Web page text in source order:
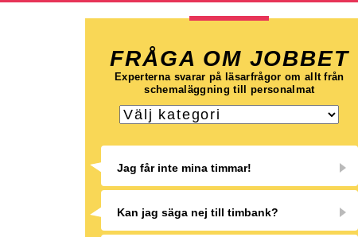
FRÅGA OM JOBBET
Experterna svarar på läsarfrågor om allt från
schemaläggning till personalmat
Jag får inte mina timmar!
Kan jag säga nej till timbank?